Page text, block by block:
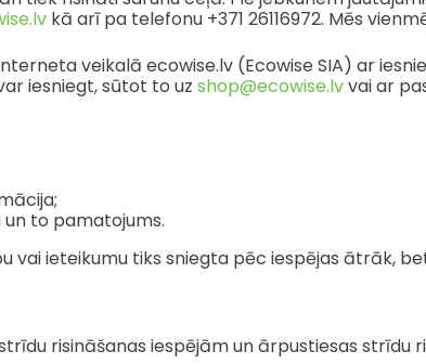
kā arī pa telefonu +371 26116972. Mēs
veikalā ecowise.lv (Ecowise SIA) ar
iesniegt, sūtot to uz shop@ecowise.lvvai ar
to pamatojums.
vai ieteikumu tiks sniegta pēc iespējas ātrāk,
risināšanas iespējām un ārpustiesas strīdu